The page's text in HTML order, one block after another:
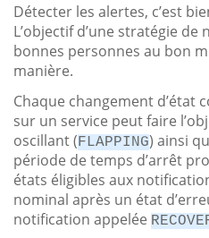
Détecter les alertes, c’est
L’objectif d’une stratégie
bonnes personnes au bon
manière.
Chaque changement d’état
sur un service peut faire
oscillant (FLAPPING) ainsi
période de temps d’arrêt
états éligibles aux
nominal après un état
notification appelée